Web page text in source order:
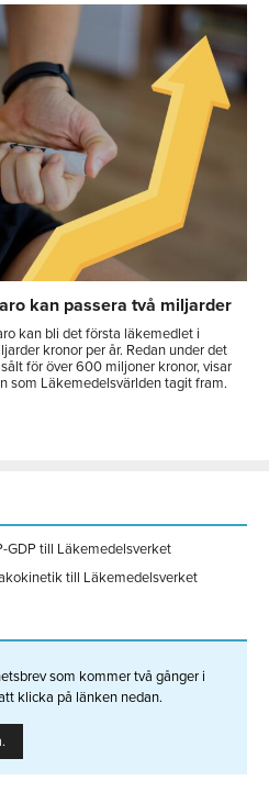
kan passera två miljarder
kan bli det första läkemedlet i
kronor per år. Redan under det
för över 600 miljoner kronor, visar
som Läkemedelsvärlden tagit fram.
GDP till Läkemedelsverket
till Läkemedelsverket
som kommer två gånger i
klicka på länken nedan.